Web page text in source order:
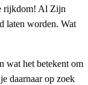
rijkdom! Al Zijn
laten worden. Wat
wat het betekent om
daarnaar op zoek